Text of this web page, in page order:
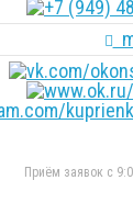
Приём заявок с